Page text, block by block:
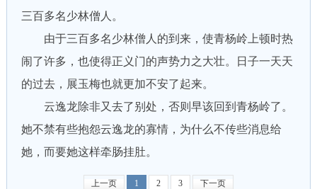
三百多名少林僧人。
由于三百多名少林僧人的到来，使青杨岭上顿时热
闹了许多，也使得正义门的声势力之大壮。日子一天天
的过去，展玉梅也就更加不安了起来。
云逸龙除非又去了别处，否则早该回到青杨岭了。
她不禁有些抱怨云逸龙的寡情，为什么不传些消息给
她，而要她这样牵肠挂肚。
上一页 1 2 3 下一页